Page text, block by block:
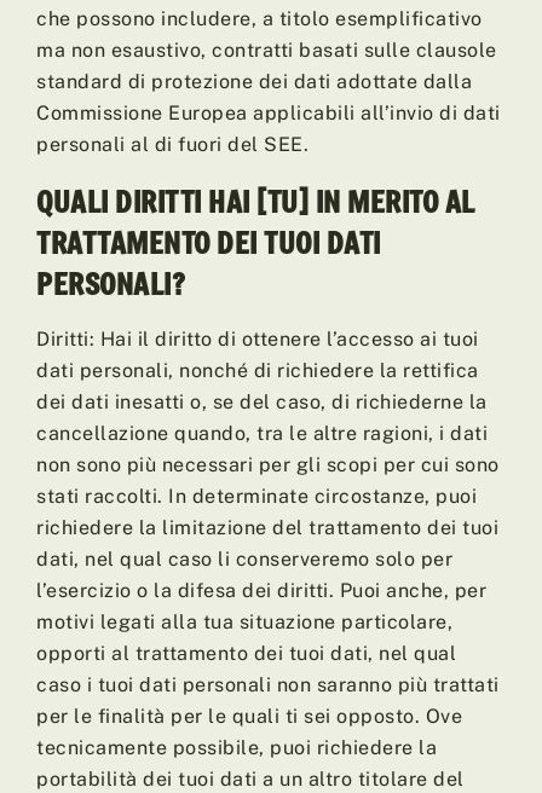
che possono includere, a titolo esemplificativo
ma non esaustivo, contratti basati sulle clausole
standard di protezione dei dati adottate dalla
Commissione Europea applicabili all’invio di dati
personali al di fuori del SEE.
QUALI DIRITTI HAI [TU] IN MERITO AL
TRATTAMENTO DEI TUOI DATI
PERSONALI?
Diritti: Hai il diritto di ottenere l’accesso ai tuoi
dati personali, nonché di richiedere la rettifica
dei dati inesatti o, se del caso, di richiederne la
cancellazione quando, tra le altre ragioni, i dati
non sono più necessari per gli scopi per cui sono
stati raccolti. In determinate circostanze, puoi
richiedere la limitazione del trattamento dei tuoi
dati, nel qual caso li conserveremo solo per
l’esercizio o la difesa dei diritti. Puoi anche, per
motivi legati alla tua situazione particolare,
opporti al trattamento dei tuoi dati, nel qual
caso i tuoi dati personali non saranno più trattati
per le finalità per le quali ti sei opposto. Ove
tecnicamente possibile, puoi richiedere la
portabilità dei tuoi dati a un altro titolare del